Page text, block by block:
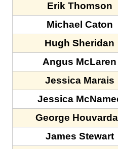
Erik Thomson
Michael Caton
Hugh Sheridan
Angus McLaren
Jessica Marais
Jessica
George
James Stewart